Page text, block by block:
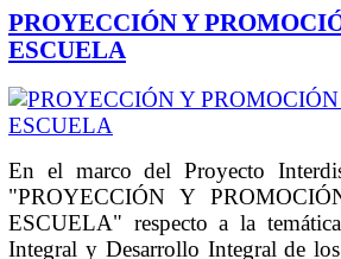
PROYECCIÓN Y
ESCUELA
En el marco del Proyecto
"PROYECCIÓN Y
ESCUELA" respecto a la
Integral y Desarrollo Integral de